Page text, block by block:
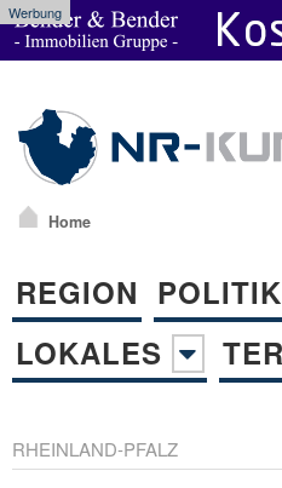
Werbung
Home
REGION POLITIK
LOKALES
RHEINLAND-PFALZ